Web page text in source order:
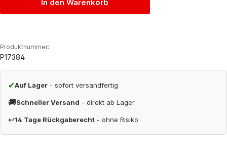
In den Warenkorb
Produktnummer:
P17384
✔Auf Lager - sofort versandfertig
🚚Schneller Versand - direkt ab Lager
↩14 Tage Rückgaberecht - ohne Risiko